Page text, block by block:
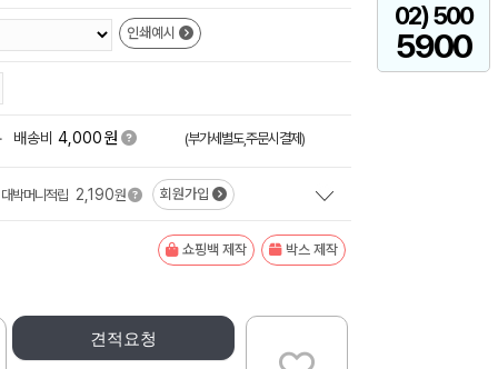
02) 500
5900
인쇄예시
배송비 4,000원 (부가세별도,주문시결제)
대박머니적립 2,190원 회원가입
쇼핑백 제작 박스 제작
견적요청